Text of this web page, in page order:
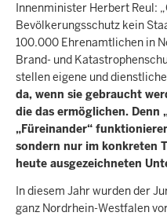
Innenminister Herbert Reul:
Bevölkerungsschutz kein
100.000 Ehrenamtlichen in
Brand- und
stellen eigene und dienstliche
da, wenn sie gebraucht
die das ermöglichen. Denn
„Füreinander“
sondern nur im konkreten
heute ausgezeichneten
In diesem Jahr wurden der
ganz Nordrhein-Westfalen